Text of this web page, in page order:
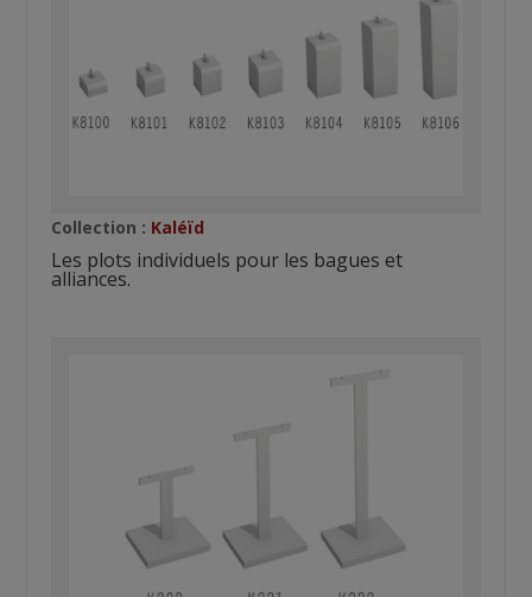
Collection : Kaléïd
Les plots individuels pour les bagues et
alliances.